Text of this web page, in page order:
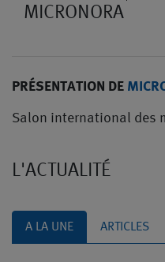
MICRONORA
PRÉSENTATION DE
Salon international des
L'ACTUALITÉ
A LA UNE ARTICLES